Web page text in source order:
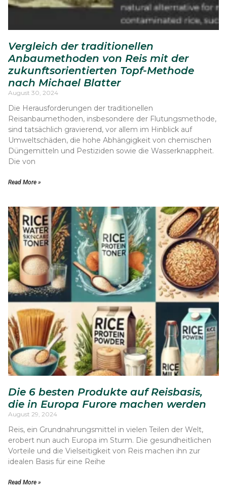
Vergleich der traditionellen
Anbaumethoden von Reis mit der
zukunftsorientierten Topf-Methode
nach Michael Blatter
August 30, 2024
Die Herausforderungen der traditionellen
Reisanbaumethoden, insbesondere der Flutungsmethode,
sind tatsächlich gravierend, vor allem im Hinblick auf
Umweltschäden, die hohe Abhängigkeit von chemischen
Düngemitteln und Pestiziden sowie die Wasserknappheit.
Die von
Read More »
Die 6 besten Produkte auf Reisbasis,
die in Europa Furore machen werden
August 29, 2024
Reis, ein Grundnahrungsmittel in vielen Teilen der Welt,
erobert nun auch Europa im Sturm. Die gesundheitlichen
Vorteile und die Vielseitigkeit von Reis machen ihn zur
idealen Basis für eine Reihe
Read More »